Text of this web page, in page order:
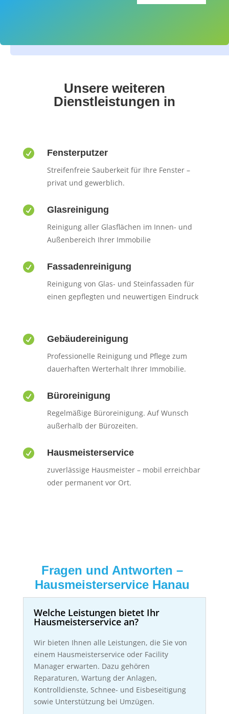
Unsere weiteren
Dienstleistungen in
 Fensterputzer
Streifenfreie Sauberkeit für Ihre Fenster –
privat und gewerblich.
 Glasreinigung
Reinigung aller Glasflächen im Innen- und
Außenbereich Ihrer Immobilie
 Fassadenreinigung
Reinigung von Glas- und Steinfassaden für
einen gepflegten und neuwertigen Eindruck
 Gebäudereinigung
Professionelle Reinigung und Pflege zum
dauerhaften Werterhalt Ihrer Immobilie.
 Büroreinigung
Regelmäßige Büroreinigung. Auf Wunsch
außerhalb der Bürozeiten.
 Hausmeisterservice
zuverlässige Hausmeister – mobil erreichbar
oder permanent vor Ort.
Fragen und Antworten –
Hausmeisterservice Hanau
Welche Leistungen bietet Ihr
Hausmeisterservice an?
Wir bieten Ihnen alle Leistungen, die Sie von
einem Hausmeisterservice oder Facility
Manager erwarten. Dazu gehören
Reparaturen, Wartung der Anlagen,
Kontrolldienste, Schnee- und Eisbeseitigung
sowie Unterstützung bei Umzügen.